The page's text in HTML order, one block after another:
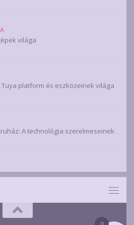
világa
platform és eszközeinek világa
A technológia szerelmeseinek